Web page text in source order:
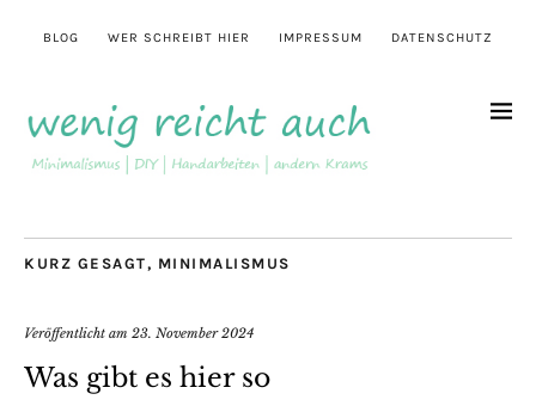
BLOG WER SCHREIBT HIER IMPRESSUM DATENSCHUTZ
KURZ GESAGT, MINIMALISMUS
Veröffentlicht am 23. November 2024
Was gibt es hier so